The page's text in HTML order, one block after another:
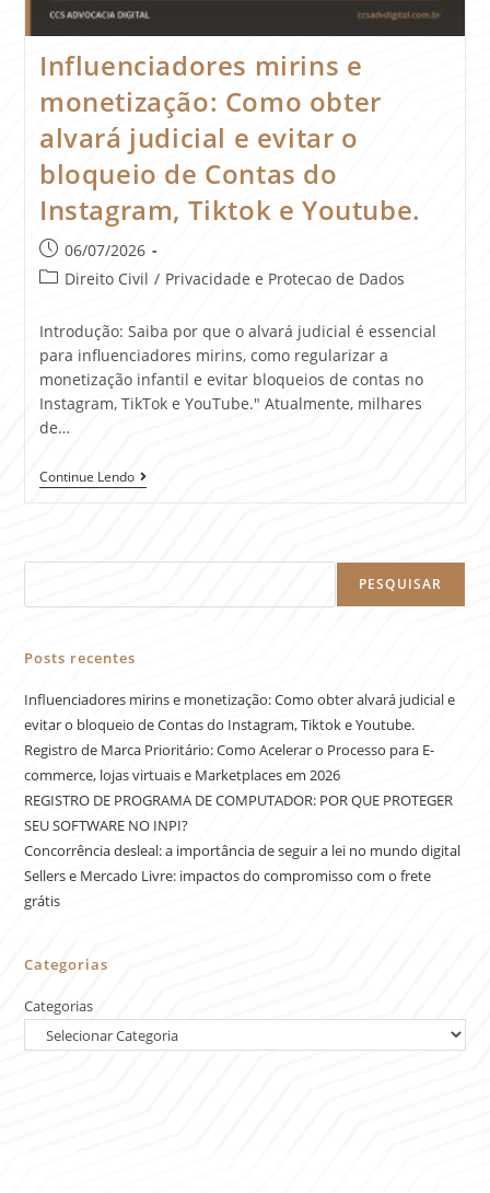
Influenciadores mirins e
monetização: Como obter
alvará judicial e evitar o
bloqueio de Contas do
Instagram, Tiktok e Youtube.
06/07/2026
Direito Civil / Privacidade e Protecao de Dados
Introdução: Saiba por que o alvará judicial é essencial
para influenciadores mirins, como regularizar a
monetização infantil e evitar bloqueios de contas no
Instagram, TikTok e YouTube." Atualmente, milhares
de…
Continue Lendo
PESQUISAR
Posts recentes
Influenciadores mirins e monetização: Como obter alvará judicial e
evitar o bloqueio de Contas do Instagram, Tiktok e Youtube.
Registro de Marca Prioritário: Como Acelerar o Processo para E-
commerce, lojas virtuais e Marketplaces em 2026
REGISTRO DE PROGRAMA DE COMPUTADOR: POR QUE PROTEGER
SEU SOFTWARE NO INPI?
Concorrência desleal: a importância de seguir a lei no mundo digital
Sellers e Mercado Livre: impactos do compromisso com o frete
grátis
Categorias
Categorias